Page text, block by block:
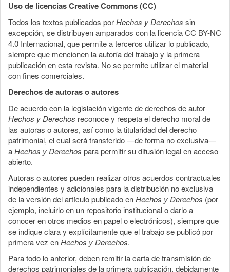
Uso de licencias Creative Commons (CC)
Todos los textos publicados porHechos y Derechos sin
excepción, se distribuyen amparados con la licencia CC BY-NC
4.0 Internacional, que permite a terceros utilizar lo publicado,
siempre que mencionen la autoría del trabajo y la primera
publicación en esta revista. No se permite utilizar el material
con fines comerciales.
Derechos de autoras o autores
De acuerdo con la legislación vigente de derechos de autor
Hechos y Derechos reconoce y respeta el derecho moral de
las autoras o autores, así como la titularidad del derecho
patrimonial, el cual será transferido —de forma no exclusiva—
aHechos y Derechos para permitir su difusión legal en acceso
abierto.
Autoras o autores pueden realizar otros acuerdos contractuales
independientes y adicionales para la distribución no exclusiva
de la versión del artículo publicado enHechos y Derechos (por
ejemplo, incluirlo en un repositorio institucional o darlo a
conocer en otros medios en papel o electrónicos), siempre que
se indique clara y explícitamente que el trabajo se publicó por
primera vez enHechos y Derechos.
Para todo lo anterior, deben remitir la carta de transmisión de
derechos patrimoniales de la primera publicación, debidamente